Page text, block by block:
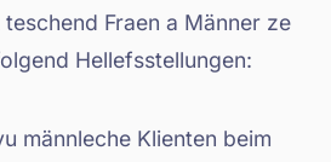
Fraen a Männer ze
Hellefsstellungen:
männleche Klienten beim